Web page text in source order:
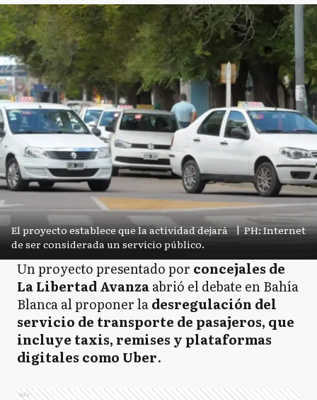
El proyecto establece que la actividad dejará
de ser considerada un servicio público.
| PH: Internet
Un proyecto presentado por concejales de
La Libertad Avanzaabrió el debate en Bahía
Blanca al proponer ladesregulación del
servicio de transporte de pasajeros, que
incluye taxis, remises y plataformas
digitales como Uber.
Ads